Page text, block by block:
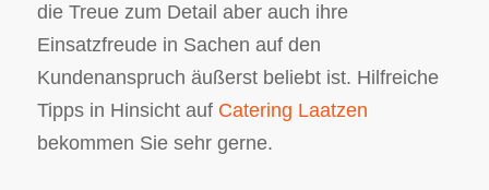
die Treue zum Detail aber auch ihre
Einsatzfreude in Sachen auf den
Kundenanspruch äußerst beliebt ist. Hilfreiche
Tipps in Hinsicht auf Catering Laatzen
bekommen Sie sehr gerne.